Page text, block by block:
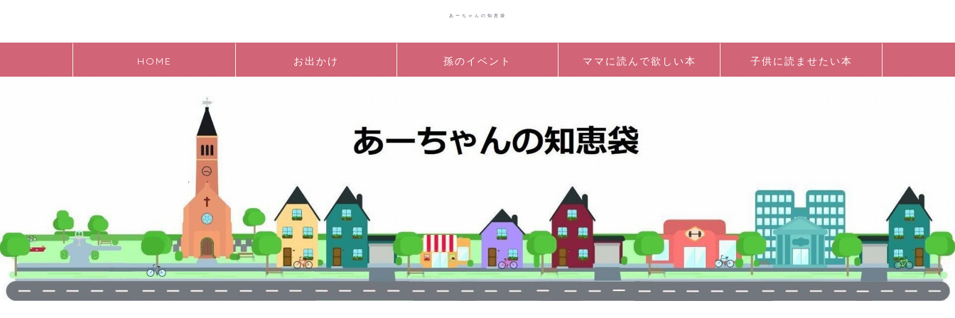
あーちゃんの知恵袋
HOME お出かけ 孫のイベント ママに読んで欲しい本 子供に読ませたい本